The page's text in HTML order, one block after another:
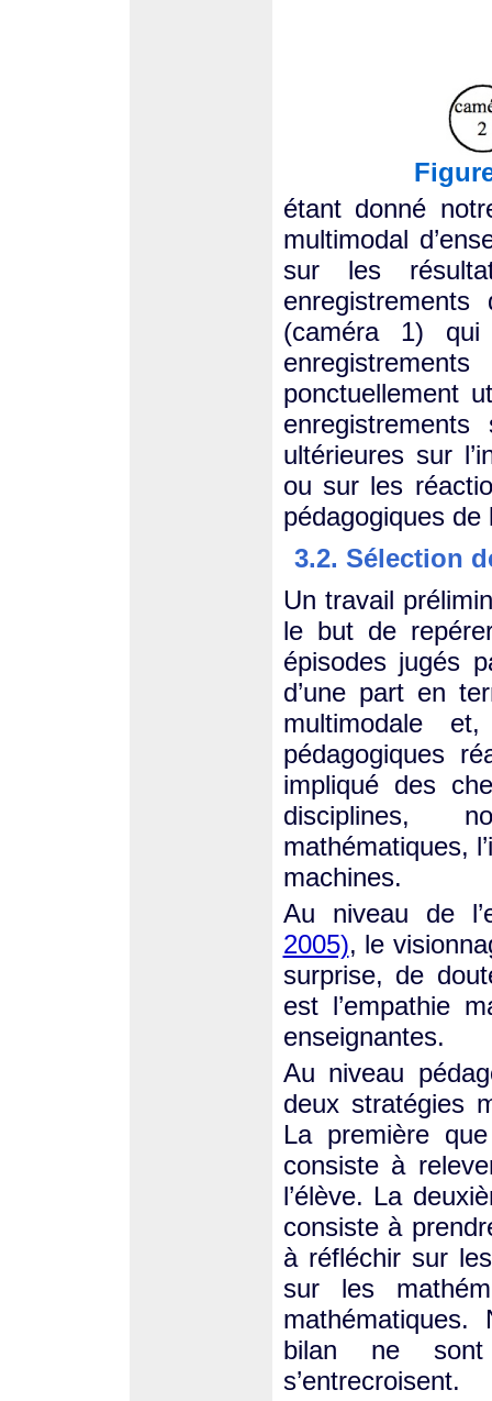
étant donné
multimodal
sur les
(caméra 1)
ponctuellement
ultérieures sur
ou sur les
pédagogiques de
3.2. Sélection
Un travail
le but de
épisodes jugés
d’une part en
multimodale
pédagogiques
impliqué des
disciplines,
mathématiques,
machines.
Au niveau de
2005), le
surprise, de
est l’empathie
enseignantes.
Au niveau
deux stratégies
La première
consiste à
l’élève. La
consiste à
à réfléchir sur
sur les
bilan ne sont
s’entrecroisent.